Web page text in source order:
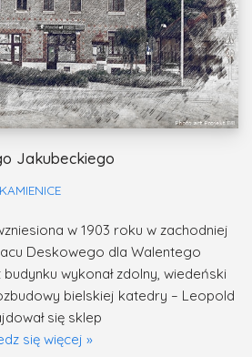
Jakubeckiego
KAMIENICE
w 1903 roku w zachodniej
Deskowego dla Walentego
wykonał zdolny, wiedeński
bielskiej katedry – Leopold
się sklep
się więcej »